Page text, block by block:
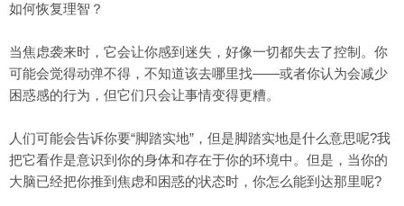
如何恢复理智？
当焦虑袭来时，它会让你感到迷失，好像一切都失去了控制。你
可能会觉得动弹不得，不知道该去哪里找——或者你认为会减少
困惑感的行为，但它们只会让事情变得更糟。
人们可能会告诉你要“脚踏实地”，但是脚踏实地是什么意思呢?我
把它看作是意识到你的身体和存在于你的环境中。但是，当你的
大脑已经把你推到焦虑和困惑的状态时，你怎么能到达那里呢?